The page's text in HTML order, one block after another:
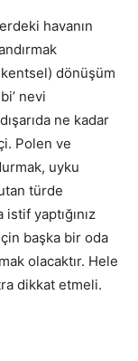
havanın
dönüşüm
nevi
ne kadar
Polen ve
uyku
türde
yaptığınız
başka bir oda
olacaktır. Hele
dikkat etmeli.